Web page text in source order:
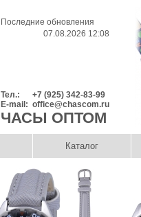
Последние обновления
07.08.2026 12:08
Тел.:
+7 (925) 342-83-99
E-mail: office@chascom.ru
ЧАСЫ ОПТОМ
Каталог